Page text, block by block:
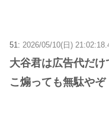
51: 2026/05/10(日)
大谷君は広告代だ
こ煽っても無駄やぞ